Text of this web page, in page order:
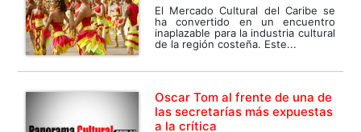
El Mercado Cultural del Caribe se
ha convertido en un encuentro
inaplazable para la industria cultural
de la región costeña. Este...
Oscar Tom al frente de una de
las secretarías más expuestas
a la crítica